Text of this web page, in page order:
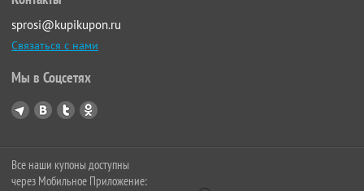
sprosi@kupikupon.ru
Связаться с нами
Мы в Соцсетях
Все наши купоны доступны
через Мобильное Приложение: